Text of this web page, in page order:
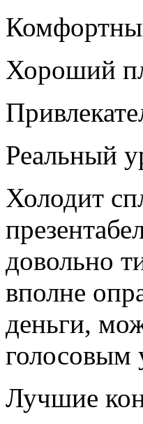
Хороший
Реальный
Холодит
довольно
вполне
деньги,
голосовым
Лучшие